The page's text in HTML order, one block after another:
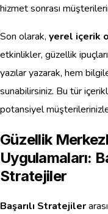
hizmet sonrası
Son olarak, yerel içerik
etkinlikler, güzellik
yazılar yazarak, hem
sunabilirsiniz. Bu tür
potansiyel müşterilerinizle
Güzellik
Uygulamaları:
Stratejiler
Başarılı Stratejiler